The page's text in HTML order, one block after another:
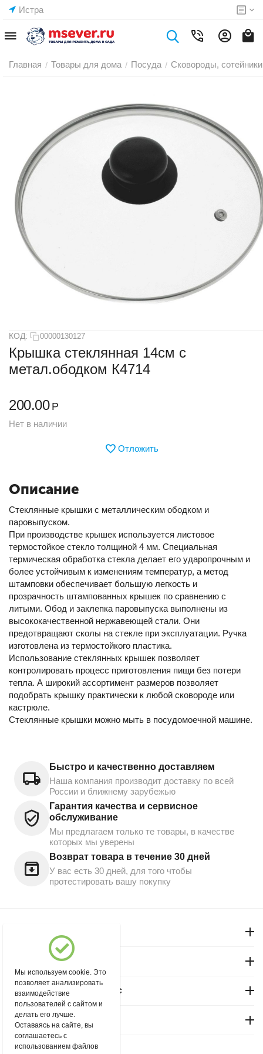
Истра
Главная / Товары для дома / Посуда / Сковороды,
КОД: 00000130127
Крышка стеклянная 14см с
метал.ободком К4714
200.00 Р
Нет в наличии
Отложить
Описание
Стеклянные крышки с металлическим ободком и
паровыпуском.
При производстве крышек используется листовое
термостойкое стекло толщиной 4 мм. Специальная
термическая обработка стекла делает его ударопрочным и
более устойчивым к изменениям температур, а метод
штамповки обеспечивает большую легкость и
прозрачность штампованных крышек по сравнению с
литыми. Обод и заклепка паровыпуска выполнены из
высококачественной нержавеющей стали. Они
предотвращают сколы на стекле при эксплуатации. Ручка
изготовлена из термостойкого пластика.
Использование стеклянных крышек позволяет
контролировать процесс приготовления пищи без потери
тепла. А широкий ассортимент размеров позволяет
подобрать крышку практически к любой сковороде или
кастрюле.
Стеклянные крышки можно мыть в посудомоечной машине.
Быстро и качественно доставляем
Наша компания производит доставку по всей
России и ближнему зарубежью
Гарантия качества и сервисное
обслуживание
Мы предлагаем только те товары, в качестве
которых мы уверены
Возврат товара в течение 30 дней
У вас есть 30 дней, для того чтобы
протестировать вашу покупку
Магазин "Северный"
Покупательский сервис
Контакты
© 2004 - 2026 msever.ru.
Мы используем cookie. Это
позволяет анализировать
взаимодействие
пользователей с сайтом и
делать его лучше.
Оставаясь на сайте, вы
соглашаетесь с
использованием файлов